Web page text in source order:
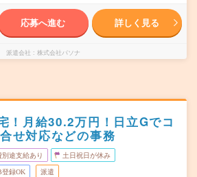
応募へ進む 詳しく見る
派遣会社 株式会社パソナ
！月給30.2万円！日立Gでコ
せ対応などの事務
別途支給あり 土日祝日が休み
登録OK 派遣